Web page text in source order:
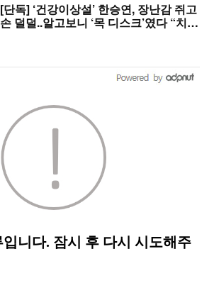
[단독] ‘건강이상설’ 한승연, 장난감 쥐고
손 덜덜..알고보니 ‘목 디스크’였다 “치료